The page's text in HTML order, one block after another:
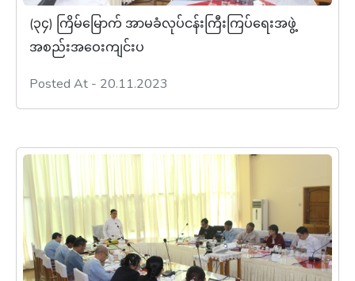
(၃၄) ကြိမ်မြောက် အာမခံလုပ်ငန်းကြီးကြပ်ရေးအဖွဲ့
အစည်းအဝေးကျင်းပ
Posted At - 20.11.2023